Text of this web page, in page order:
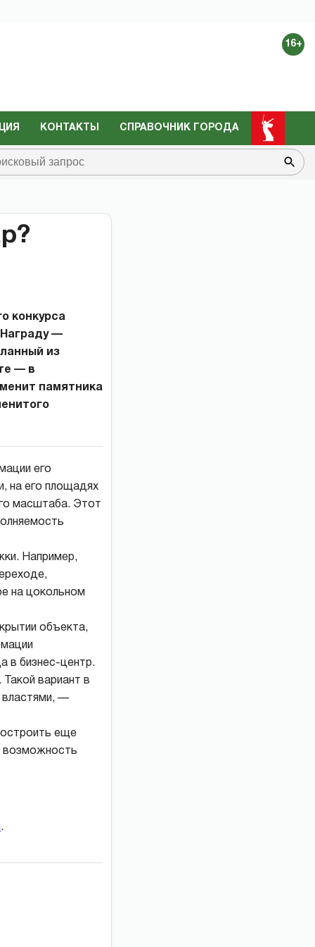
16+
КОНТАКТЫ СПРАВОЧНИК ГОРОДА
конкурса
—
из
— в
памятника
его
на его площадях
масштаба. Этот
Например,
на цокольном
объекта,
в бизнес-центр.
вариант в
властями, —
еще
возможность
.